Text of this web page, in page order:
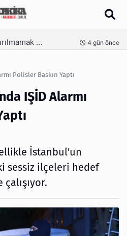
SEO Hizmeti Alırken Kandırılmamak İçin Bilinmesi Gerekenler 4 gün önce
Polisler Baskın Yaptı
IŞİD Alarmı
İstanbul'un
sessiz ilçeleri hedef